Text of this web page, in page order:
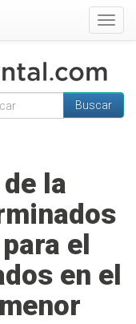
de
Buscar
la
el
en el